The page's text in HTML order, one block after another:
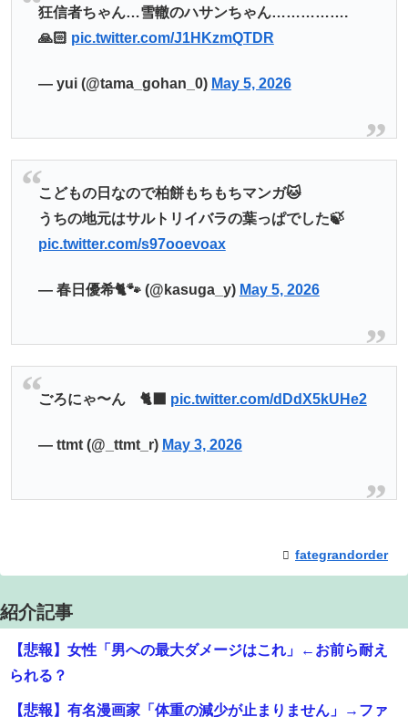
狂信者ちゃん…雪轍のハサンちゃん…………….
🙏🏻 pic.twitter.com/J1HKzmQTDR
— yui (@tama_gohan_0) May 5, 2026
こどもの日なので柏餅もちもちマンガ🐱
うちの地元はサルトリイバラの葉っぱでした🍃
pic.twitter.com/s97ooevoax
— 春日優希🐈🐾 (@kasuga_y) May 5, 2026
ごろにゃ〜ん 🐈‍⬛ pic.twitter.com/dDdX5kUHe2
— ttmt (@_ttmt_r) May 3, 2026
fategrandorder
紹介記事
【悲報】女性「男への最大ダメージはこれ」←お前ら耐え
られる？
【悲報】有名漫画家「体重の減少が止まりません」→ファ